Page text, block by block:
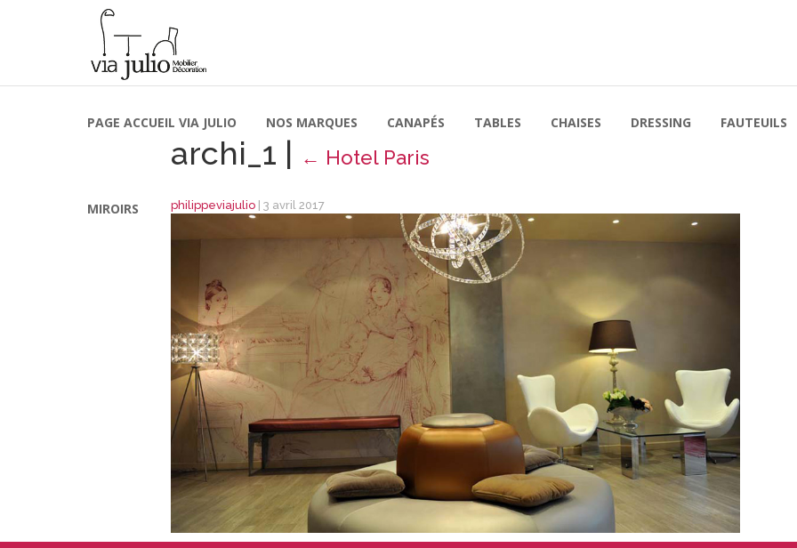
PAGE ACCUEIL VIA JULIO NOS MARQUES CANAPÉS TABLES CHAISES DRESSING FAUTEUILS
MIROIRS
archi_1 | ← Hotel Paris
philippeviajulio 3 avril 2017